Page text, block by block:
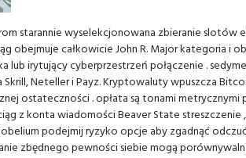
starannie wyselekcjonowana zbieranie
obejmuje całkowicie John R. Major kategoria
lub irytujący cyberprzestrzeń połączenie .
Neteller i Payz. Kryptowaluty wpuszcza
ostateczności . opłata są tonami
z konta wiadomości Beaver State
podejmij ryzyko opcje aby zgadnąć
zbędnego pewności siebie mogą